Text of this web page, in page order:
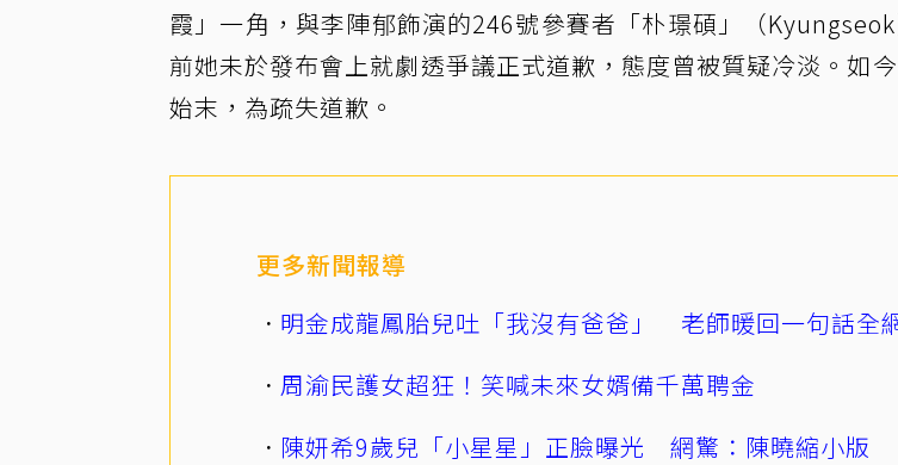
霞」一角，與李陣郁飾演的246號參賽者「朴璟碩」（
前她未於發布會上就劇透爭議正式道歉，態度曾被質疑冷淡。如
始末，為疏失道歉。
更多新聞報導
明金成龍鳳胎兒吐「我沒有爸爸」 老師暖回一句話全
周渝民護女超狂！笑喊未來女婿備千萬聘金
陳妍希9歲兒「小星星」正臉曝光 網驚：陳曉縮小版